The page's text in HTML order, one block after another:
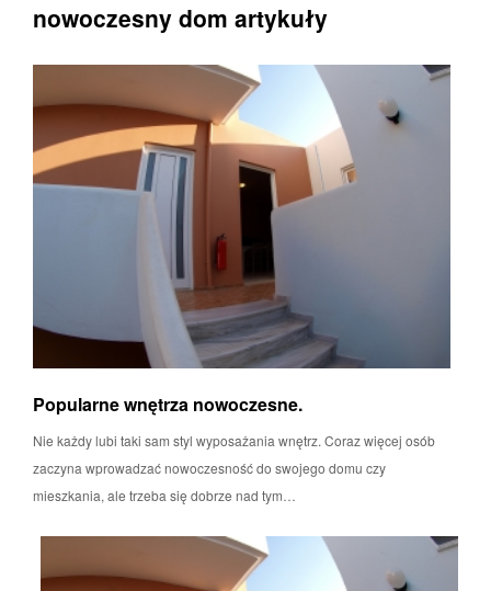
nowoczesny dom artykuły
Popularne wnętrza nowoczesne.
Nie każdy lubi taki sam styl wyposażania wnętrz. Coraz więcej osób
zaczyna wprowadzać nowoczesność do swojego domu czy
mieszkania, ale trzeba się dobrze nad tym…